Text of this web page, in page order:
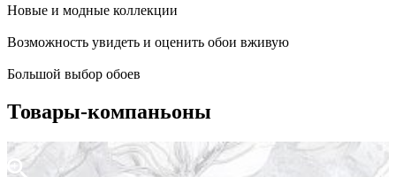
Новые и модные коллекции
Возможность увидеть и оценить обои вживую
Большой выбор обоев
Товары-компаньоны